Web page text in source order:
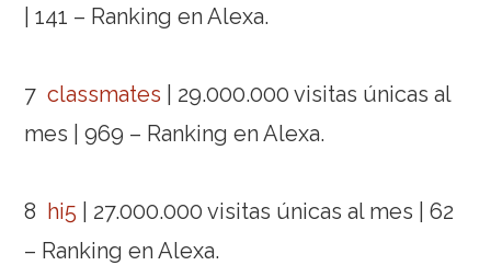
| 141 – Ranking en Alexa.
7classmates | 29.000.000 visitas únicas al
mes | 969 – Ranking en Alexa.
8 hi5 | 27.000.000 visitas únicas al mes | 62
– Ranking en Alexa.